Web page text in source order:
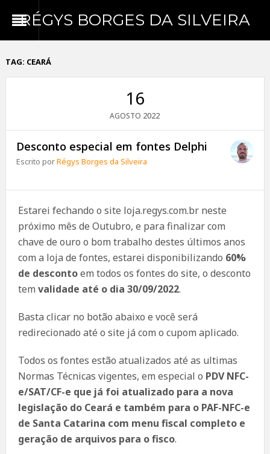
RÉGYS BORGES DA SILVEIRA
TAG: CEARÁ
16
AGOSTO 2022
Desconto especial em fontes Delphi
Escrito porRégys Borges da Silveira
Estarei fechando o site loja.regys.com.br neste
próximo mês de Outubro, e para finalizar com
chave de ouro o bom trabalho destes últimos anos
com a loja de fontes, estarei disponibilizando 60%
de descontoem todos os fontes do site, o desconto
tem validade até o dia 30/09/2022.
Basta clicar no botão abaixo e você será
redirecionado até o site já com o cupom aplicado.
Todos os fontes estão atualizados até as ultimas
Normas Técnicas vigentes, em especial o PDV NFC-
e/SAT/CF-e que já foi atualizado para a nova
legislação do Ceará e também para o PAF-NFC-e
de Santa Catarina com menu fiscal completo e
geração de arquivos para o fisco.